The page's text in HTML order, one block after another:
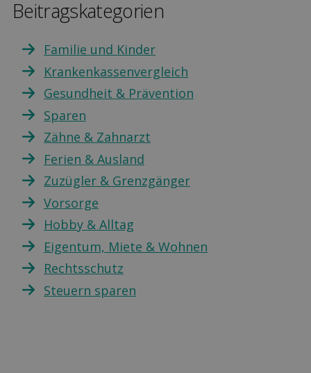
Beitragskategorien
Familie und Kinder
Krankenkassenvergleich
Gesundheit & Prävention
Sparen
Zähne & Zahnarzt
Ferien & Ausland
Zuzügler & Grenzgänger
Vorsorge
Hobby & Alltag
Eigentum, Miete & Wohnen
Rechtsschutz
Steuern sparen